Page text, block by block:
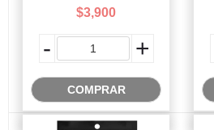
$3,900
- +
COMPRAR